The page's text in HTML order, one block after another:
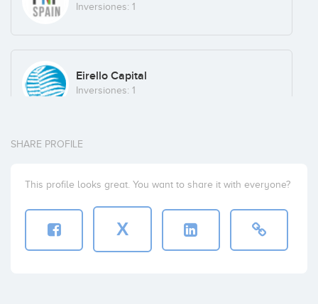
Inversiones: 1
Eirello Capital
Inversiones: 1
SHARE PROFILE
This profile looks great. You want to share it with everyone?
X